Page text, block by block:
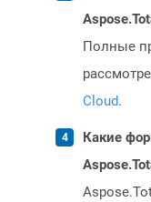
Полные
Cloud.
Какие